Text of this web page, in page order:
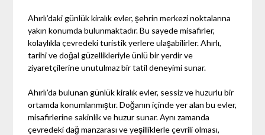
Ahırlı’daki günlük kiralık evler, şehrin merkezi noktalarına
yakın konumda bulunmaktadır. Bu sayede misafirler,
kolaylıkla çevredeki turistik yerlere ulaşabilirler. Ahırlı,
tarihi ve doğal güzellikleriyle ünlü bir yerdir ve
ziyaretçilerine unutulmaz bir tatil deneyimi sunar.
Ahırlı’da bulunan günlük kiralık evler, sessiz ve huzurlu bir
ortamda konumlanmıştır. Doğanın içinde yer alan bu evler,
misafirlerine sakinlik ve huzur sunar. Aynı zamanda
çevredeki dağ manzarası ve yeşilliklerle çevrili olması,